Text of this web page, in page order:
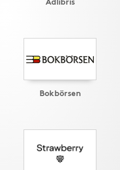
Bokbörsen